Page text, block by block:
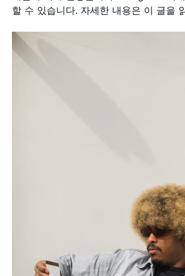
할 수 있습니다. 자세한 내용은 이 글을